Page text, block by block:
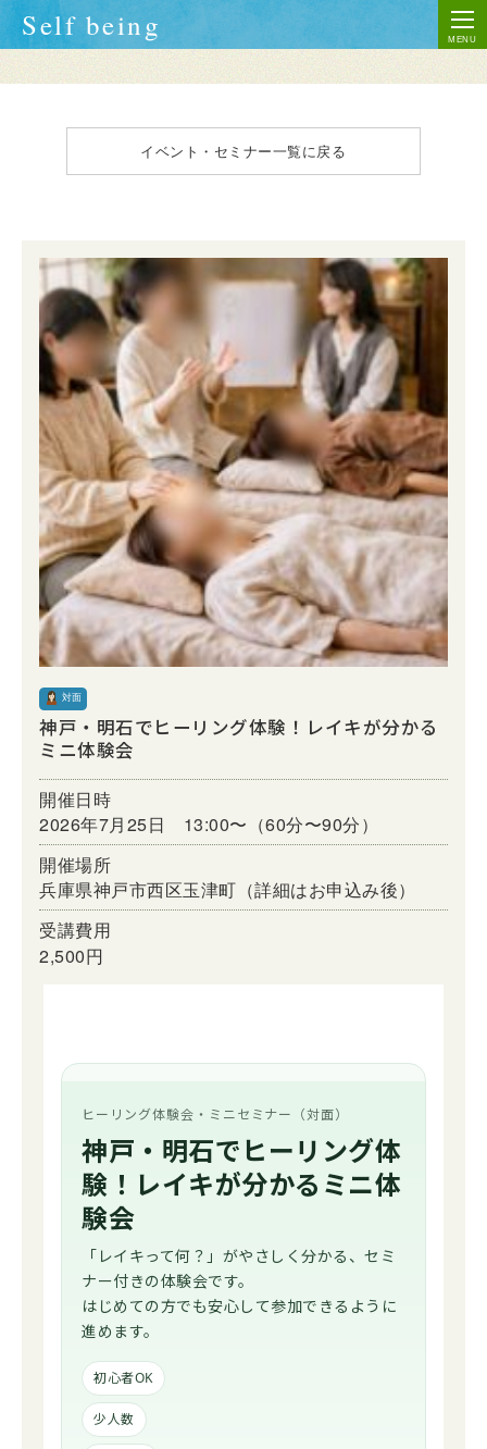
Self being
イベント・セミナー一覧に戻る
対面
神戸・明石でヒーリング体験！レイキが分かる
ミニ体験会
開催日時
2026年7月25日 13:00〜（60分〜90分）
開催場所
兵庫県神戸市西区玉津町（詳細はお申込み後）
受講費用
2,500円
ヒーリング体験会・ミニセミナー（対面）
神戸・明石でヒーリング体
験！レイキが分かるミニ体
験会
「レイキって何？」がやさしく分かる、セミ
ナー付きの体験会です。
はじめての方でも安心して参加できるように
進めます。
初心者OK
少人数